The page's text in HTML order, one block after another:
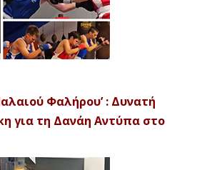
Φαλήρου’ : Δυνατή
για τη Δανάη Αντύπα στο